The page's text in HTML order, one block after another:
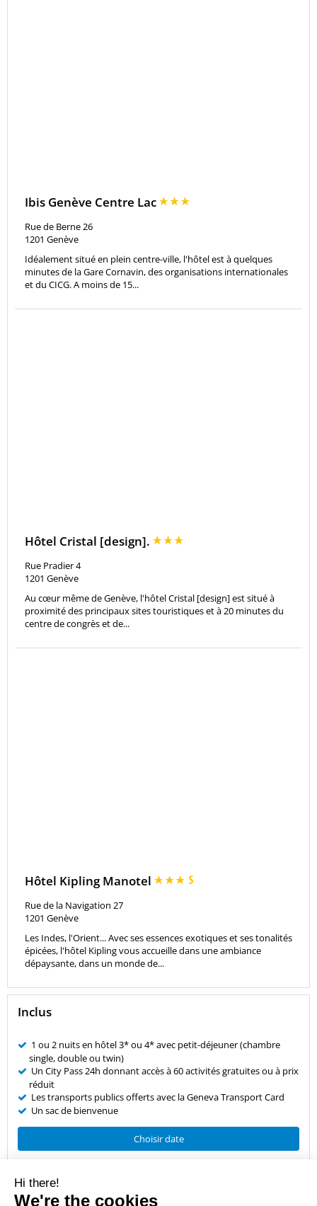
Ibis Genève Centre Lac
Rue de Berne 26
1201 Genève
Idéalement situé en plein centre-ville, l'hôtel est à quelques
minutes de la Gare Cornavin, des organisations internationales
et du CICG. A moins de 15...
Hôtel Cristal [design].
Rue Pradier 4
1201 Genève
Au cœur même de Genève, l'hôtel Cristal [design] est situé à
proximité des principaux sites touristiques et à 20 minutes du
centre de congrès et de...
Hôtel Kipling Manotel
Rue de la Navigation 27
1201 Genève
Les Indes, l'Orient... Avec ses essences exotiques et ses tonalités
épicées, l'hôtel Kipling vous accueille dans une ambiance
dépaysante, dans un monde de...
Inclus
1 ou 2 nuits en hôtel 3* ou 4* avec petit-déjeuner (chambre
single, double ou twin)
Un City Pass 24h donnant accès à 60 activités gratuites ou à prix
réduit
Les transports publics offerts avec la Geneva Transport Card
Un sac de bienvenue
Choisir date
Vos avantages